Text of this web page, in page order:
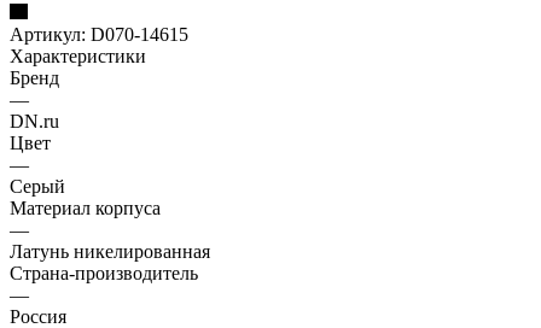
Артикул: D070-14615
Характеристики
Бренд
—
DN.ru
Цвет
—
Серый
Материал корпуса
—
Латунь никелированная
Страна-производитель
—
Россия